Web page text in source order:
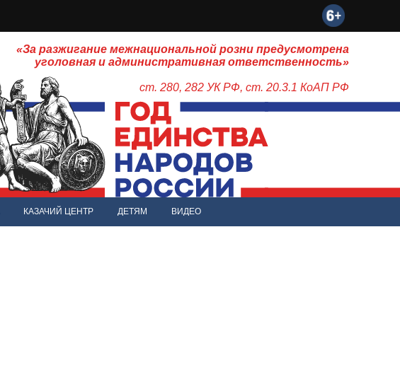
«За разжигание межнациональной розни предусмотрена
уголовная и административная ответственность»
ст. 280, 282 УК РФ, ст. 20.3.1 КоАП РФ
КАЗАЧИЙ ЦЕНТР ДЕТЯМ ВИДЕО